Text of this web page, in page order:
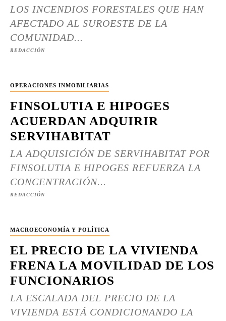
LOS INCENDIOS FORESTALES QUE HAN
AFECTADO AL SUROESTE DE LA
COMUNIDAD...
REDACCIÓN
OPERACIONES INMOBILIARIAS
FINSOLUTIA E HIPOGES
ACUERDAN ADQUIRIR
SERVIHABITAT
LA ADQUISICIÓN DE SERVIHABITAT POR
FINSOLUTIA E HIPOGES REFUERZA LA
CONCENTRACIÓN...
REDACCIÓN
MACROECONOMÍA Y POLÍTICA
EL PRECIO DE LA VIVIENDA
FRENA LA MOVILIDAD DE LOS
FUNCIONARIOS
LA ESCALADA DEL PRECIO DE LA
VIVIENDA ESTÁ CONDICIONANDO LA